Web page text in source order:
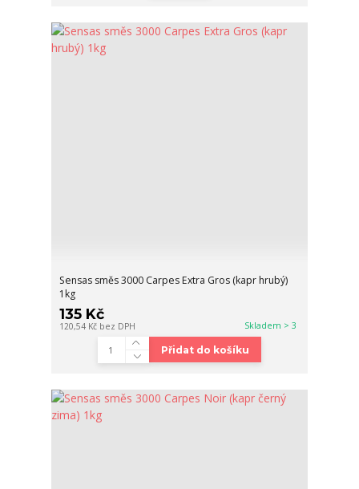
Sensas směs 3000 Carpes Extra Gros (kapr hrubý)
1kg
135 Kč
120,54 Kč bez DPH Skladem > 3
Přidat do košíku